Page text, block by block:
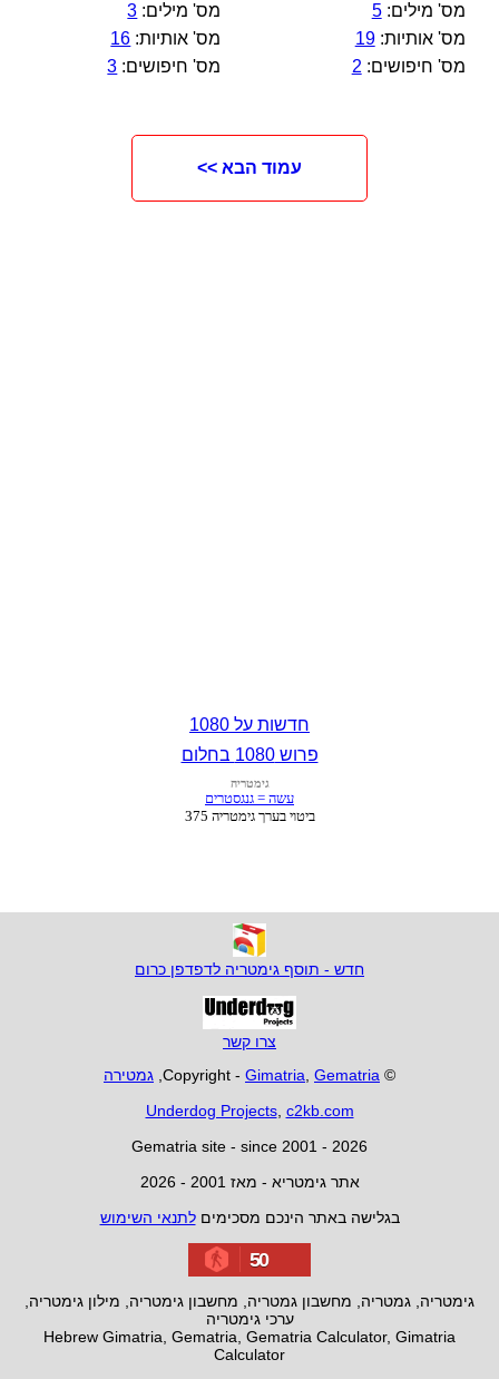
מס' מילים:5
מס' אותיות:19
מס' חיפושים: 2
מס' מילים: 3
מס' אותיות: 16
מס' חיפושים: 3
עמוד הבא >>
חדשות על 1080
פרוש 1080 בחלום
חדש - תוסף גימטריה לדפדפן כרום
צרו קשר
© Copyright -
Gimatria, Gematria
, גמטירה
Underdog Projects, c2kb.com
Gematria site - since 2001 - 2026
אתר גימטריא - מאז 2001 - 2026
בגלישה באתר הינכם מסכימיםלתנאי השימוש
50
גימטריה, גמטריה, מחשבון גמטריה, מחשבון גימטריה, מילון גימטריה,
ערכי גימטריה
Hebrew Gimatria, Gematria, Gematria Calculator, Gimatria
Calculator